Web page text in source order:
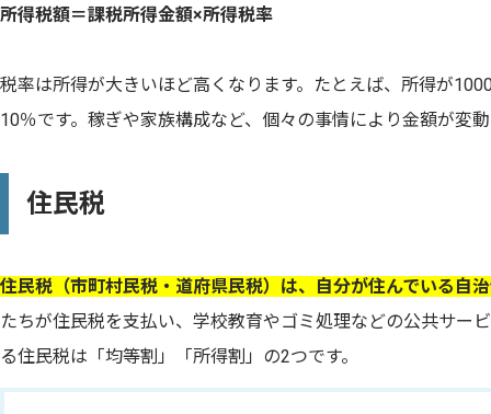
所得税額＝課税所得金額×所得税率
税率は所得が大きいほど高くなります。たとえば、所得が
10％です。稼ぎや家族構成など、個々の事情により金額が変
住民税
住民税（市町村民税・道府県民税）は、自分が住んでいる自
たちが住民税を支払い、学校教育やゴミ処理などの公共サー
る住民税は「均等割」「所得割」の2つです。